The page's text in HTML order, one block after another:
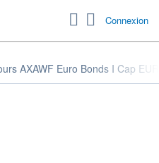
Connexion
AXAWF Euro Bonds I Cap EUR